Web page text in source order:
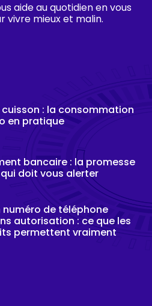
aide au quotidien en vous
vivre mieux et malin.
: la consommation
en pratique
bancaire : la promesse
doit vous alerter
numéro de téléphone
autorisation : ce que les
permettent vraiment